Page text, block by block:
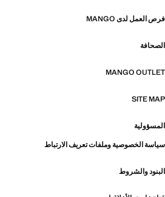
فرص العمل لدى MANGO
الصحافة
MANGO OUTLET
SITE MAP
المسؤولية
سياسة الخصوصية وملفات تعريف الارتباط
البنود والشروط